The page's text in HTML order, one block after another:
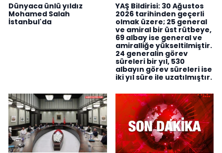
Dünyaca ünlü yıldız
Mohamed Salah
İstanbul'da
YAŞ Bildirisi: 30 Ağustos
2026 tarihinden geçerli
olmak üzere; 25 general
ve amiral bir üst rütbeye,
69 albay ise general ve
amiralliğe yükseltilmiştir.
24 generalin görev
süreleri bir yıl, 530
albayın görev süreleri ise
iki yıl süre ile uzatılmıştır.